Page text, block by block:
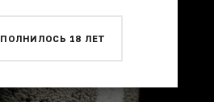
18 ЛЕТ